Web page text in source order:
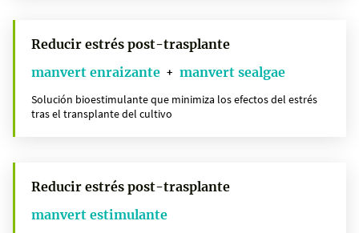
Reducir estrés post-trasplante
manvert enraizante + manvert sealgae
Solución bioestimulante que minimiza los efectos del estrés
tras el transplante del cultivo
Reducir estrés post-trasplante
manvert estimulante